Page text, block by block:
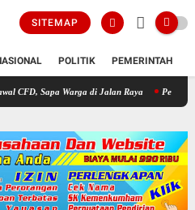
SITEMAP
POLITIK PEMERINTAH
di Jalan Raya Penimbunan Lahan